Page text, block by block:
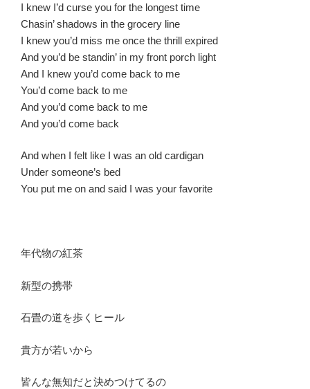
I knew I’d curse you for the longest time
Chasin’ shadows in the grocery line
I knew you’d miss me once the thrill expired
And you’d be standin’ in my front porch light
And I knew you’d come back to me
You’d come back to me
And you’d come back to me
And you’d come back
And when I felt like I was an old cardigan
Under someone’s bed
You put me on and said I was your favorite
年代物の紅茶
新型の携帯
石畳の道を歩くヒール
貴方が若いから
皆んな無知だと決めつけてるの